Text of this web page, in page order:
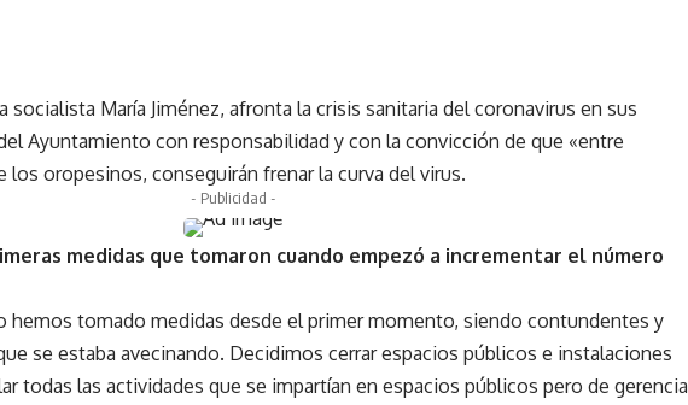
socialista María Jiménez, afronta la crisis sanitaria del coronavirus en sus
Ayuntamiento con responsabilidad y con la convicción de que «entre
oropesinos, conseguirán frenar la curva del virus.
- Publicidad -
medidas que tomaron cuando empezó a incrementar el número
tomado medidas desde el primer momento, siendo contundentes y
se estaba avecinando. Decidimos cerrar espacios públicos e instalaciones
todas las actividades que se impartían en espacios públicos pero de gerencia